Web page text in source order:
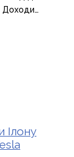
Доходи…
Ілону